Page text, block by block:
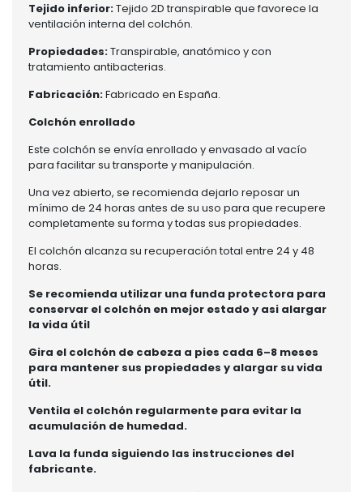
Tejido inferior:Tejido 2D transpirable que favorece la
ventilación interna del colchón.
Propiedades:Transpirable, anatómico y con
tratamiento antibacterias.
Fabricación:Fabricado en España.
Colchón enrollado
Este colchón se envía enrollado y envasado al vacío
para facilitar su transporte y manipulación.
Una vez abierto, se recomienda dejarlo reposar un
mínimo de 24 horas antes de su uso para que recupere
completamente su forma y todas sus propiedades.
El colchón alcanza su recuperación total entre 24 y 48
horas.
Se recomienda utilizar una funda protectora para
conservar el colchón en mejor estado y asi alargar
la vida útil
Gira el colchón de cabeza a pies cada 6–8 meses
para mantener sus propiedades y alargar su vida
útil.
Ventila el colchón regularmente para evitar la
acumulación de humedad.
Lava la funda siguiendo las instrucciones del
fabricante.